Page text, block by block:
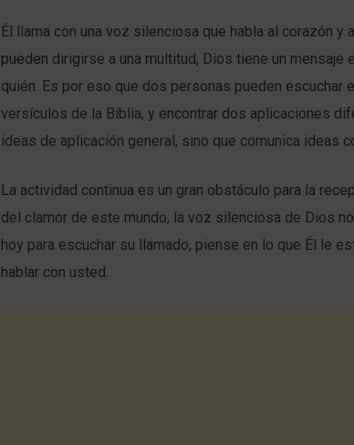
Él llama con una voz silenciosa que habla al corazón y
pueden dirigirse a una multitud, Dios tiene un
quién. Es por eso que dos personas pueden
versículos de la Biblia, y encontrar dos aplicaciones
ideas de aplicación general, sino que comunica ideas
La actividad continua es un gran obstáculo para la
del clamor de este mundo, la voz silenciosa de Dios
hoy para escuchar su llamado, piense en lo que Él le
hablar con usted.